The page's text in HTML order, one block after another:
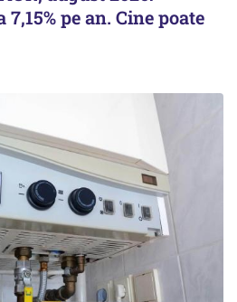
pe an. Cine poate